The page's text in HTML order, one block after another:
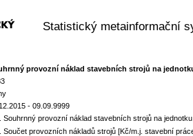
Statistický metainformační
provozní náklad stavebních strojů na
- 09.09.9999
Souhrnný provozní náklad stavebních strojů na
Součet provozních nákladů strojů [Kč/m.j. stavební